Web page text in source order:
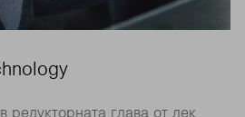
редукторната глава от лек